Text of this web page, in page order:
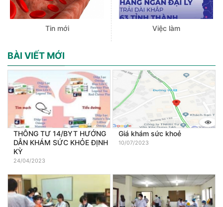
Tin mới Việc làm
BÀI VIẾT MỚI
THÔNG TƯ 14/BYT HƯỚNG
DẪN KHÁM SỨC KHỎE ĐỊNH
KỲ
24/04/2023
Giá khám sức khoẻ
10/07/2023